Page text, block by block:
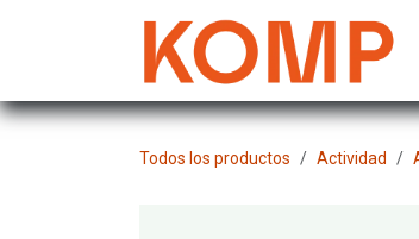
Todos los productos Actividad